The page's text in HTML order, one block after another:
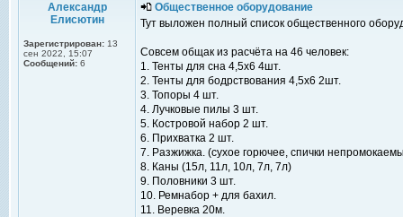
Александр
Елисютин
Зарегистрирован: 13
сен 2022, 15:07
Сообщений: 6
Общественное оборудование
Тут выложен полный список общественного
Совсем общак из расчёта на 46 человек:
1. Тенты для сна 4,5x6 4шт.
2. Тенты для бодрствования 4,5х6 2шт.
3. Топоры 4 шт.
4. Лучковые пилы 3 шт.
5. Костровой набор 2 шт.
6. Прихватка 2 шт.
7. Разжижка. (сухое горючее, спички
8. Каны (15л, 11л, 10л, 7л, 7л)
9. Половники 3 шт.
10. Ремнабор + для бахил.
11. Веревка 20м.